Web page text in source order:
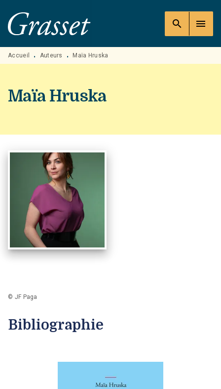
MENU RECHERCHE
PIED DE PAGE
search menu
Accueil • Auteurs • Maïa Hruska
Maïa Hruska
© JF Paga
Bibliographie